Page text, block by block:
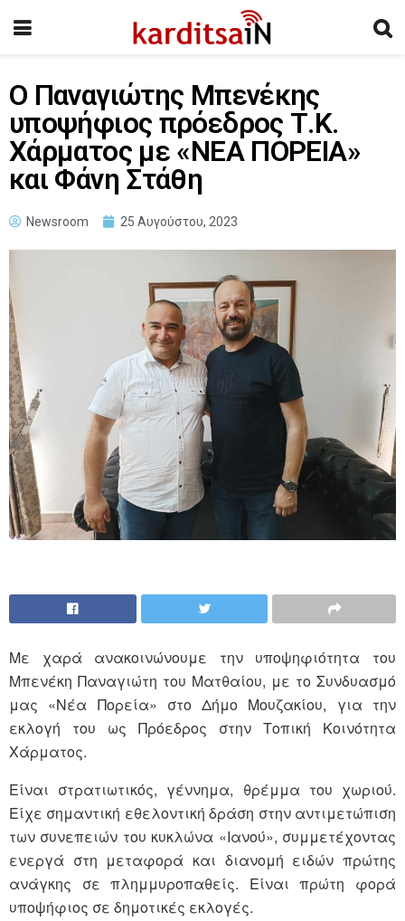
Ο Παναγιώτης Μπενέκης
υποψήφιος πρόεδρος Τ.Κ.
Χάρματος με «ΝΕΑ ΠΟΡΕΙΑ»
και Φάνη Στάθη
Newsroom 25 Αυγούστου, 2023
Με χαρά ανακοινώνουμε την υποψηφιότητα του
Μπενέκη Παναγιώτη του Ματθαίου, με το Συνδυασμό
μας «Νέα Πορεία» στο Δήμο Μουζακίου, για την
εκλογή του ως Πρόεδρος στην Τοπική Κοινότητα
Χάρματος.
Είναι στρατιωτικός, γέννημα, θρέμμα του χωριού.
Είχε σημαντική εθελοντική δράση στην αντιμετώπιση
των συνεπειών του κυκλώνα «Ιανού», συμμετέχοντας
ενεργά στη μεταφορά και διανομή ειδών πρώτης
ανάγκης σε πλημμυροπαθείς. Είναι πρώτη φορά
υποψήφιος σε δημοτικές εκλογές.